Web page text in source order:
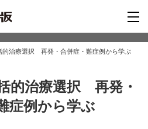
的治療選択 再発・合併症・難症例から学ぶ
的治療選択 再発・
症例から学ぶ